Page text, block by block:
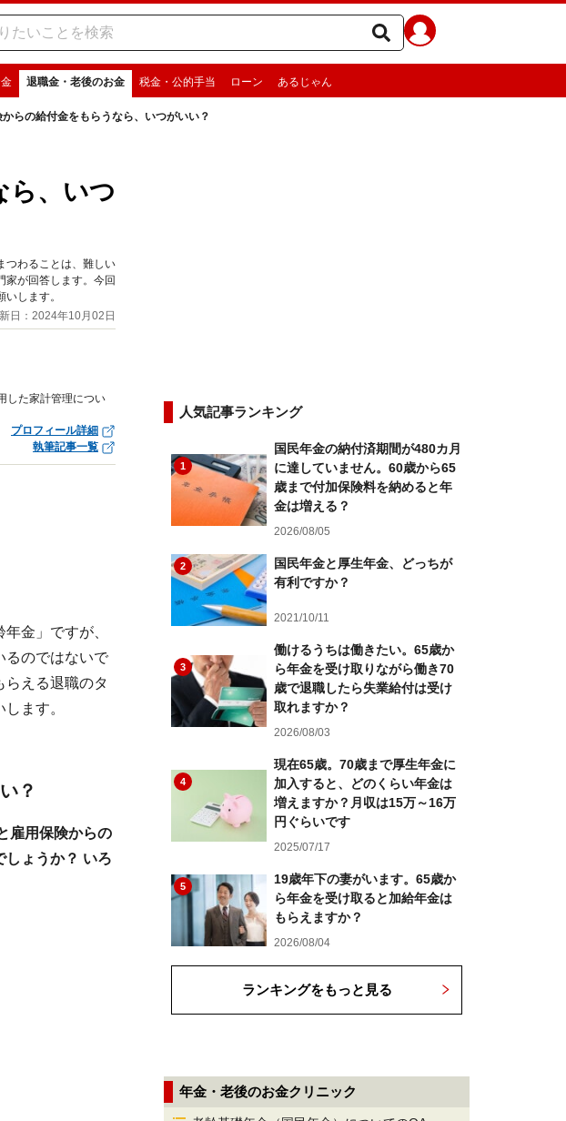
退職金・老後のお金 税金・公的手当 ローン あるじゃん
らの給付金をもらうなら、いつがいい？
ら、いつ
つわることは、難しい
家が回答します。今回
します。​​​​​​​​​​​​​​
日：2024年10月02日
した家計管理につい
プロフィール詳細
執筆記事一覧
金」ですが、
るのではないで
らえる退職のタ
ます。
？
雇用保険からの
しょうか？ いろ
人気記事ランキング
1
国民年金の納付済期間が480カ月
に達していません。60歳から65
歳まで付加保険料を納めると年
金は増える？
2026/08/05
2
国民年金と厚生年金、どっちが
有利ですか？
2021/10/11
3
働けるうちは働きたい。65歳か
ら年金を受け取りながら働き70
歳で退職したら失業給付は受け
取れますか？
2026/08/03
4
現在65歳。70歳まで厚生年金に
加入すると、どのくらい年金は
増えますか？月収は15万～16万
円ぐらいです
2025/07/17
5
19歳年下の妻がいます。65歳か
ら年金を受け取ると加給年金は
もらえますか？
2026/08/04
ランキングをもっと見る
年金・老後のお金クリニック